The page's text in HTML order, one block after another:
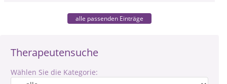
Therapeutensuche
Wählen Sie die Kategorie:
alle passenden Einträge